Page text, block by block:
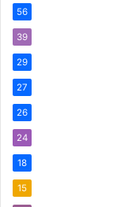
56
39
29
27
26
24
18
15